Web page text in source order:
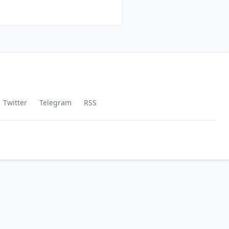
Twitter Telegram RSS